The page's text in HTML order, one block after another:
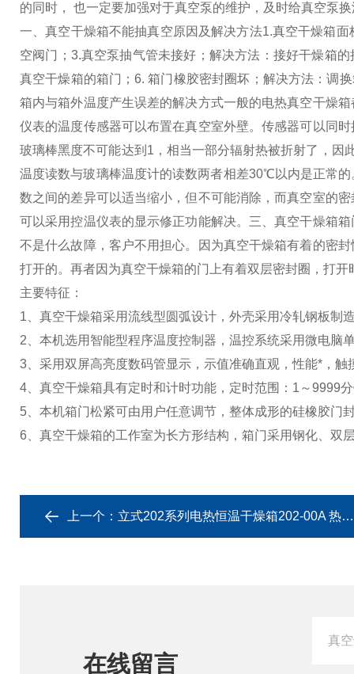
的同时， 也一定要加强对于真空泵的维护，及时给真空泵
一、真空干燥箱不能抽真空原因及解决方法1.真空干燥箱面
空阀门； 3.真空泵抽气管未接好；解决方法：接好干燥箱的
真空干燥箱的箱门；6. 箱门橡胶密封圈坏；解决方法：调
箱内与箱外温度产生误差的解决方式一般的电热真空干燥
仪表的温度传感器可以布置在真空室外壁。传感器可以同
玻璃棒黑度不可能达到1，相当一部分辐射热被折射了，
温度读数与玻璃棒温度计的读数两者相差30℃以内是正常
数之间的差异可以适当缩小，但不可能消除，而真空室的
可以采用控温仪表的显示修正功能解决。 三、真空干燥箱
不是什么故障，客户不用担心。因为真空干燥箱有着的密
打开的。再者因为真空干燥箱的门上有着双层密封圈，打
主要特征：
1、真空干燥箱采用流线型圆弧设计，外壳采用冷轧钢板制
2、本机选用智能型程序温度控制器，温控系统采用微电脑
3、采用双屏高亮度数码管显示，示值准确直观，性能*，触
4、真空干燥箱具有定时和计时功能，定时范围：1～9999
5、本机箱门松紧可由用户任意调节，整体成形的硅橡胶门
6、真空干燥箱的工作室为长方形结构，箱门采用钢化、双
上一个： 立式202系列电热恒温干燥箱202-00A 热处理
在线留言